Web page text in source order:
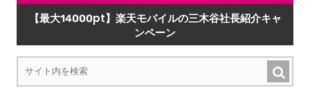
【最大14000pt】楽天モバイルの三木谷社長紹介キャ
ンペーン